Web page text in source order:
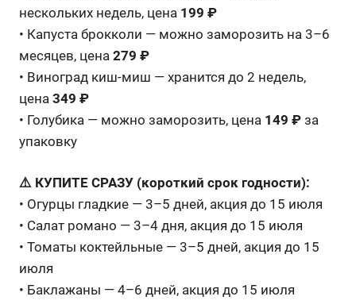
нескольких недель, цена 199 ₽
• Капуста брокколи — можно заморозить на 3–6
месяцев, цена 279 ₽
• Виноград киш-миш — хранится до 2 недель,
цена 349 ₽
• Голубика — можно заморозить, цена 149 ₽ за
упаковку
⚠️ КУПИТЕ СРАЗУ (короткий срок годности):
• Огурцы гладкие — 3–5 дней, акция до 15 июля
• Салат романо — 3–4 дня, акция до 15 июля
• Томаты коктейльные — 3–5 дней, акция до 15
июля
• Баклажаны — 4–6 дней, акция до 15 июля